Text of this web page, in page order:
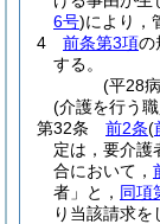
6号)により，
4
前条第3項の
する。
(平28
(介護を行う
第32条
前2条(
定は，要介護
合において，
者」と， 同項
り当該請求